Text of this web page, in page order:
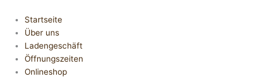
Startseite
Über uns
Ladengeschäft
Öffnungszeiten
Onlineshop